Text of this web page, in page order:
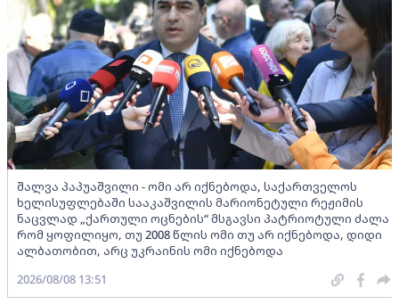
შალვა პაპუაშვილი - ომი არ იქნებოდა, საქართველოს
ხელისუფლებაში სააკაშვილის მარიონეტული რეჟიმის
ნაცვლად „ქართული ოცნების“ მსგავსი პატრიოტული ძალა
რომ ყოფილიყო, თუ 2008 წლის ომი თუ არ იქნებოდა, დიდი
ალბათობით, არც უკრაინის ომი იქნებოდა
2026/08/08 13:51